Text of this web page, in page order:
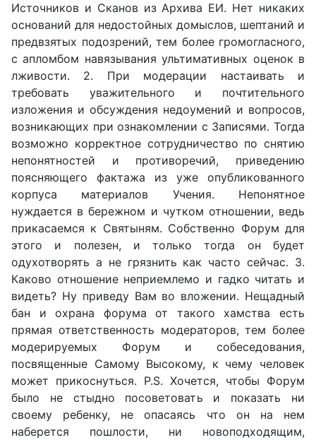
Источников и Сканов из Архива ЕИ. Нет никаких
оснований для недостойных домыслов, шептаний и
предвзятых подозрений, тем более громогласного,
с апломбом навязывания ультимативных оценок в
лживости. 2. При модерации настаивать и
требовать уважительного и почтительного
изложения и обсуждения недоумений и вопросов,
возникающих при ознакомлении с Записями. Тогда
возможно корректное сотрудничество по снятию
непонятностей и противоречий, приведению
поясняющего фактажа из уже опубликованного
корпуса материалов Учения. Непонятное
нуждается в бережном и чутком отношении, ведь
прикасаемся к Святыням. Собственно Форум для
этого и полезен, и только тогда он будет
одухотворять а не грязнить как часто сейчас. 3.
Каково отношение неприемлемо и гадко читать и
видеть? Ну приведу Вам во вложении. Нещадный
бан и охрана форума от такого хамства есть
прямая ответственность модераторов, тем более
модерируемых Форум и собеседования,
посвященные Самому Высокому, к чему человек
может прикоснуться. P.S. Хочется, чтобы Форум
было не стыдно посоветовать и показать ни
своему ребенку, не опасаясь что он на нем
наберется пошлости, ни новоподходящим,